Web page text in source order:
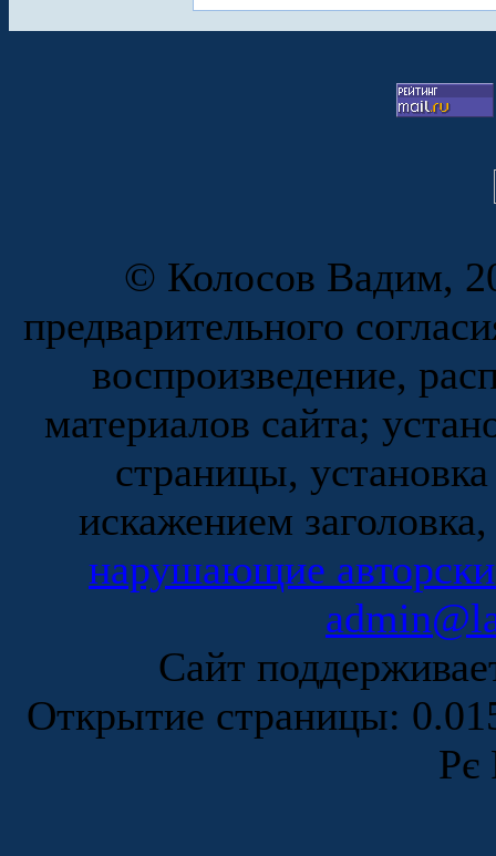
© Колосов Вадим,
предварительного
воспроизведение,
материалов сайта;
страницы,
искажением
нарушающие
Сайт
Открытие страницы:
Рє